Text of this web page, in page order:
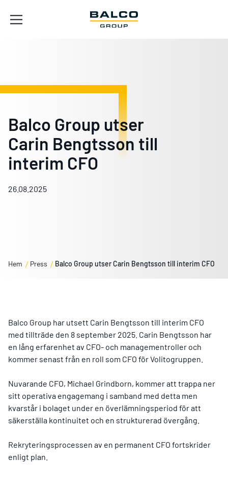
Balco Group utser
Carin Bengtsson till
interim CFO
26.08.2025
Hem Press Balco Group utser Carin Bengtsson till interim CFO
Balco Group har utsett Carin Bengtsson till interim CFO
med tillträde den 8 september 2025. Carin Bengtsson har
en lång erfarenhet av CFO- och managementroller och
kommer senast från en roll som CFO för Volitogruppen.
Nuvarande CFO, Michael Grindborn, kommer att trappa ner
sitt operativa engagemang i samband med detta men
kvarstår i bolaget under en överlämningsperiod för att
säkerställa kontinuitet och en strukturerad övergång.
Rekryteringsprocessen av en permanent CFO fortskrider
enligt plan.